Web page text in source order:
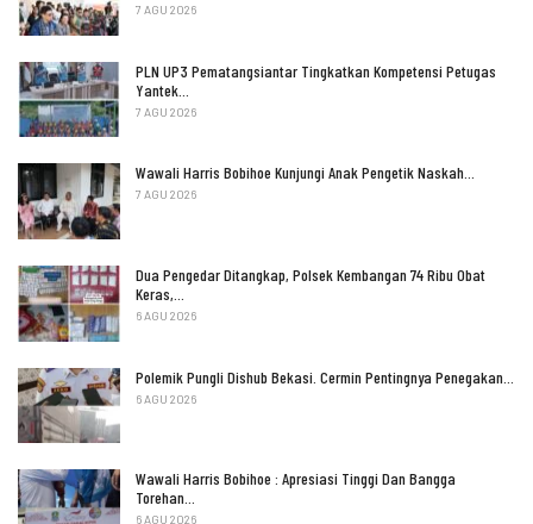
7 AGU 2026
PLN UP3 Pematangsiantar Tingkatkan Kompetensi Petugas
Yantek…
7 AGU 2026
Wawali Harris Bobihoe Kunjungi Anak Pengetik Naskah…
7 AGU 2026
Dua Pengedar Ditangkap, Polsek Kembangan 74 Ribu Obat
Keras,…
6 AGU 2026
Polemik Pungli Dishub Bekasi. Cermin Pentingnya Penegakan…
6 AGU 2026
Wawali Harris Bobihoe : Apresiasi Tinggi Dan Bangga
Torehan…
6 AGU 2026